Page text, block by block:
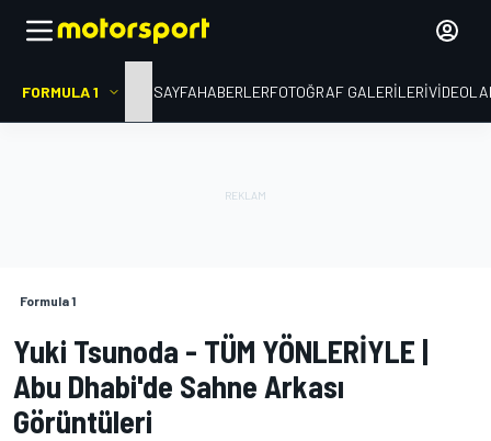
FORMULA 1 ANA SAYFAHABERLERFOTOĞRAF GALERILERI
Formula 1
Yuki Tsunoda - TÜM YÖNLERİYLE |
Abu Dhabi'de Sahne Arkası
Görüntüleri